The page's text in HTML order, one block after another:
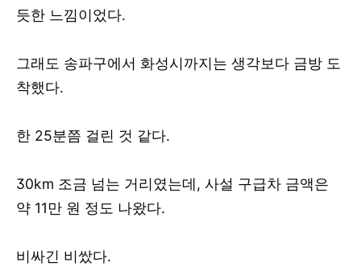
듯한 느낌이었다.
그래도 송파구에서 화성시까지는 생각보다 금방 도
착했다.
한 25분쯤 걸린 것 같다.
30km 조금 넘는 거리였는데, 사설 구급차 금액은
약 11만 원 정도 나왔다.
비싸긴 비쌌다.